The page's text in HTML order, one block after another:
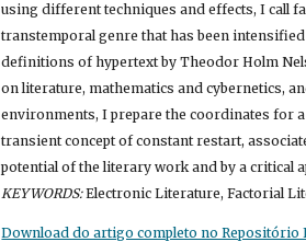
using different techniques and effects, I call
transtemporal genre that has been
definitions of hypertext by Theodor Holm
on literature, mathematics and cybernetics,
environments, I prepare the coordinates for
transient concept of constant restart,
KEYWORDS: Electronic Literature, Factorial
Download do artigo completo no Repositório